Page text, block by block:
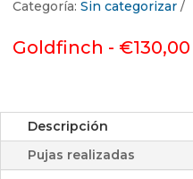
Categoría: Sin categorizar
Goldfinch - €130,00
Descripción
Pujas realizadas